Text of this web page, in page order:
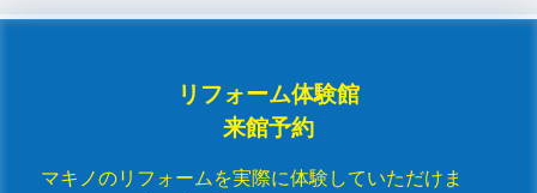
リフォーム体験館
来館予約
マキノのリフォームを実際に体験していただけま